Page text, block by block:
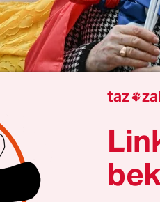
muss ihr
Ziele auf dem Weg
Union erreichen will.
taz 